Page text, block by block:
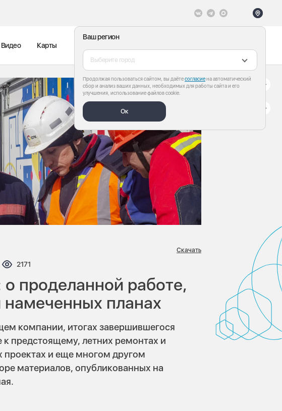
Ваш регион
Выберите город
Продолжая пользоваться сайтом, вы даётесогласиена автоматический
сбор и анализ ваших данных, необходимых для работы сайта и его
улучшения, использование файлов cookie.
Ок
Видео Карты
Просмотров:
2171
Скачать
проделанной работе,
планах
компании, итогах завершившегося
к предстоящему, летних ремонтах и
проектах и еще многом другом
материалов, опубликованных на